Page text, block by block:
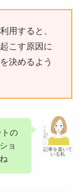
用すると、
こす原因に
決めるよう
記事を書いて
いる私
の
ョ